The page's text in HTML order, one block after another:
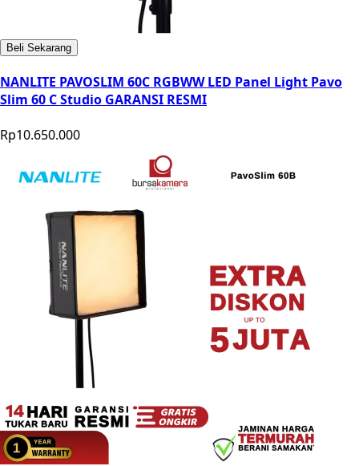
Beli Sekarang
NANLITE PAVOSLIM 60C RGBWW LED Panel Light Pavo
Slim 60 C Studio GARANSI RESMI
Rp10.650.000